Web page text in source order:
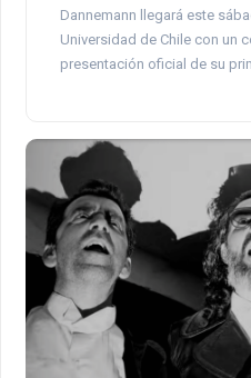
Dannemann llegará este
Universidad de Chile con un
presentación oficial de su